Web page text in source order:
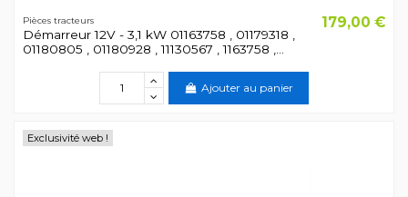
Pièces tracteurs
Démarreur 12V - 3,1 kW 01163758 , 01179318 ,
01180805 , 01180928 , 11130567 , 1163758 ,...
179,00 €
Ajouter au panier
Exclusivité web !